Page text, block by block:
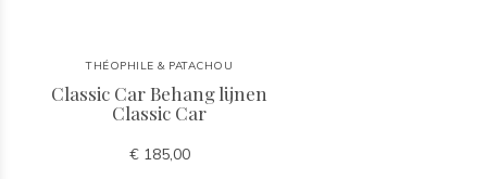
THÉOPHILE & PATACHOU
Classic Car Behang lijnen
Classic Car
€ 185,00